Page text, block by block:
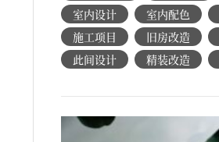
室内设计
室内配色
施工项目
旧房改造
此间设计
精装改造